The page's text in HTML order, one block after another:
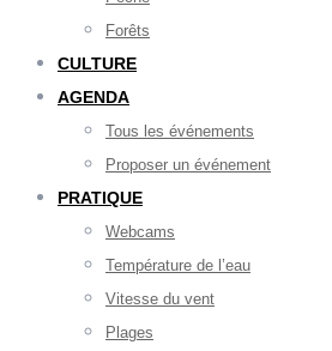
Forêts
CULTURE
AGENDA
Tous les événements
Proposer un événement
PRATIQUE
Webcams
Température de l’eau
Vitesse du vent
Plages